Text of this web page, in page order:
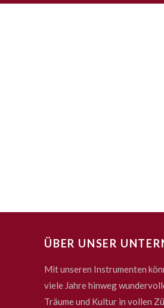
ÜBER UNSER
Mit unseren Instrumenten
viele Jahre hinweg
Träume und Kultur in vollen